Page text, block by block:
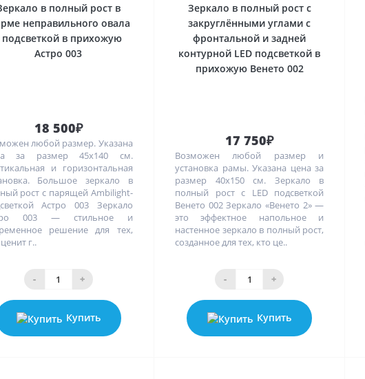
в полный рост в
неправильного овала
подсветкой в прихожую
Астро 003
18 500₽
любой размер. Указана
за размер 45х140 см.
и горизонтальная
Большое зеркало в
рост с парящей Ambilight-
Астро 003 Зеркало
003 — стильное и
решение для тех,
г..
- +
Купить
Зеркало в полный рост с
закруглёнными углами с
фронтальной и задней
контурной LED подсветкой в
прихожую Венето 002
17 750₽
Возможен любой размер и
установка рамы. Указана цена за
размер 40х150 см. Зеркало в
полный рост с LED подсветкой
Венето 002 Зеркало «Венето 2» —
это эффектное напольное и
настенное зеркало в полный рост,
созданное для тех, кто це..
- +
Купить